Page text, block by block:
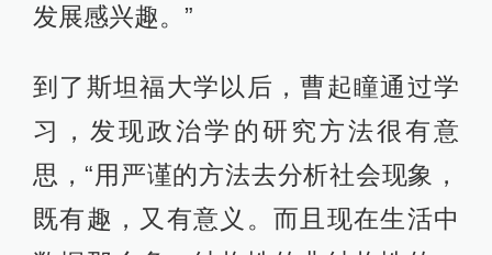
发展感兴趣。”
到了斯坦福大学以后，曹起瞳通过学
习，发现政治学的研究方法很有意
思，“用严谨的方法去分析社会现象，
既有趣，又有意义。而且现在生活中